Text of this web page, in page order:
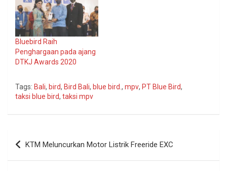
Bluebird Raih
Penghargaan pada ajang
DTKJ Awards 2020
Tags: Bali, bird, Bird Bali, blue bird., mpv, PT Blue Bird,
taksi blue bird, taksi mpv
Navigasi
pos
KTM Meluncurkan Motor Listrik Freeride EXC